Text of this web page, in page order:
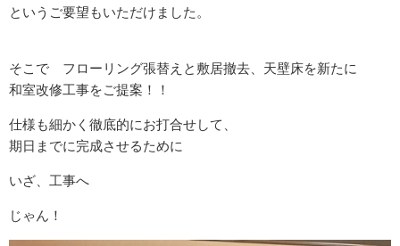
というご要望もいただけました。
そこで フローリング張替えと敷居撤去、天壁床を新たに
和室改修工事をご提案！！
仕様も細かく徹底的にお打合せして、
期日までに完成させるために
いざ、工事へ
じゃん！